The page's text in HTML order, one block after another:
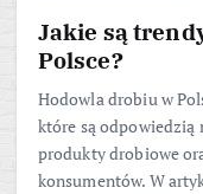
Jakie są
Polsce?
Hodowla drobiu w
które są odpowiedzią
produkty drobiowe
konsumentów. W